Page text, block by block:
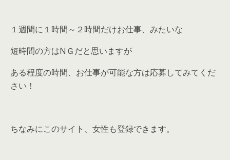
１週間に１時間～２時間だけお仕事、みたいな
短時間の方はNＧだと思いますが
ある程度の時間、お仕事が可能な方は応募してみてくだ
さい！
ちなみにこのサイト、女性も登録できます。